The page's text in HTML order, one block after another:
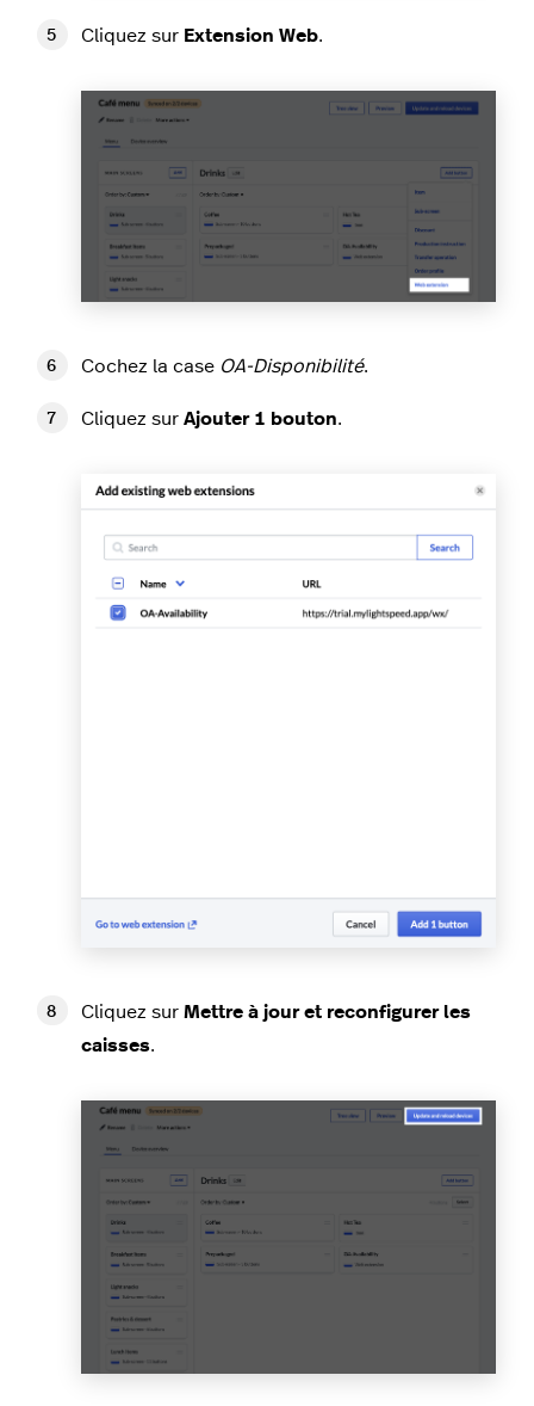
Cliquez sur Extension Web.
Cochez la case OA-Disponibilité.
Cliquez sur Ajouter 1 bouton.
Cliquez sur Mettre à jour et reconfigurer les
caisses.